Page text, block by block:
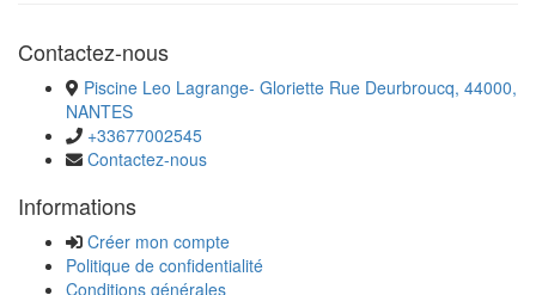
Contactez-nous
Piscine Leo Lagrange- Gloriette Rue Deurbroucq, 44000,
NANTES
+33677002545
Contactez-nous
Informations
Créer mon compte
Politique de confidentialité
Conditions générales